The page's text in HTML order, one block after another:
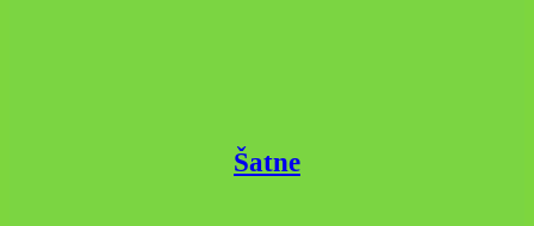
Šatne